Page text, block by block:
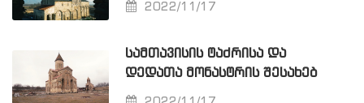
2022/11/17
ᲡᲐᲛᲗᲐᲕᲘᲡᲘᲡ ᲢᲐᲫᲠᲘᲡᲐ ᲓᲐ
ᲓᲔᲓᲐᲗᲐ ᲛᲝᲜᲐᲡᲢᲠᲘᲡ ᲨᲔᲡᲐᲮᲔᲑ